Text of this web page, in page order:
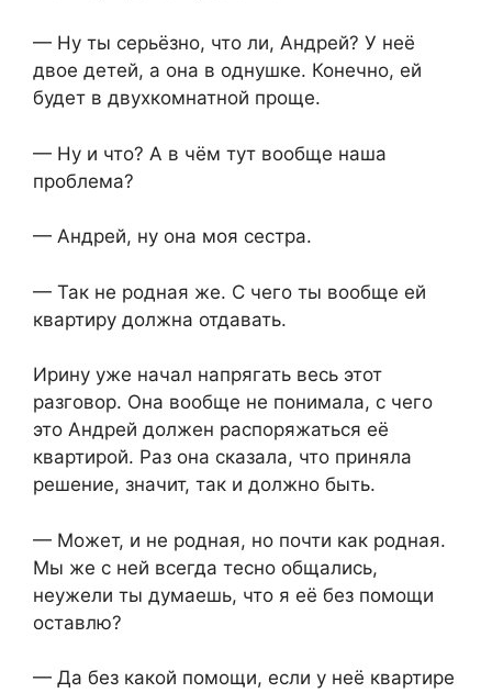
— Ну ты серьёзно, что ли, Андрей? У неё
двое детей, а она в однушке. Конечно, ей
будет в двухкомнатной проще.
— Ну и что? А в чём тут вообще наша
проблема?
— Андрей, ну она моя сестра.
— Так не родная же. С чего ты вообще ей
квартиру должна отдавать.
Ирину уже начал напрягать весь этот
разговор. Она вообще не понимала, с чего
это Андрей должен распоряжаться её
квартирой. Раз она сказала, что приняла
решение, значит, так и должно быть.
— Может, и не родная, но почти как родная.
Мы же с ней всегда тесно общались,
неужели ты думаешь, что я её без помощи
оставлю?
— Да без какой помощи, если у неё квартире